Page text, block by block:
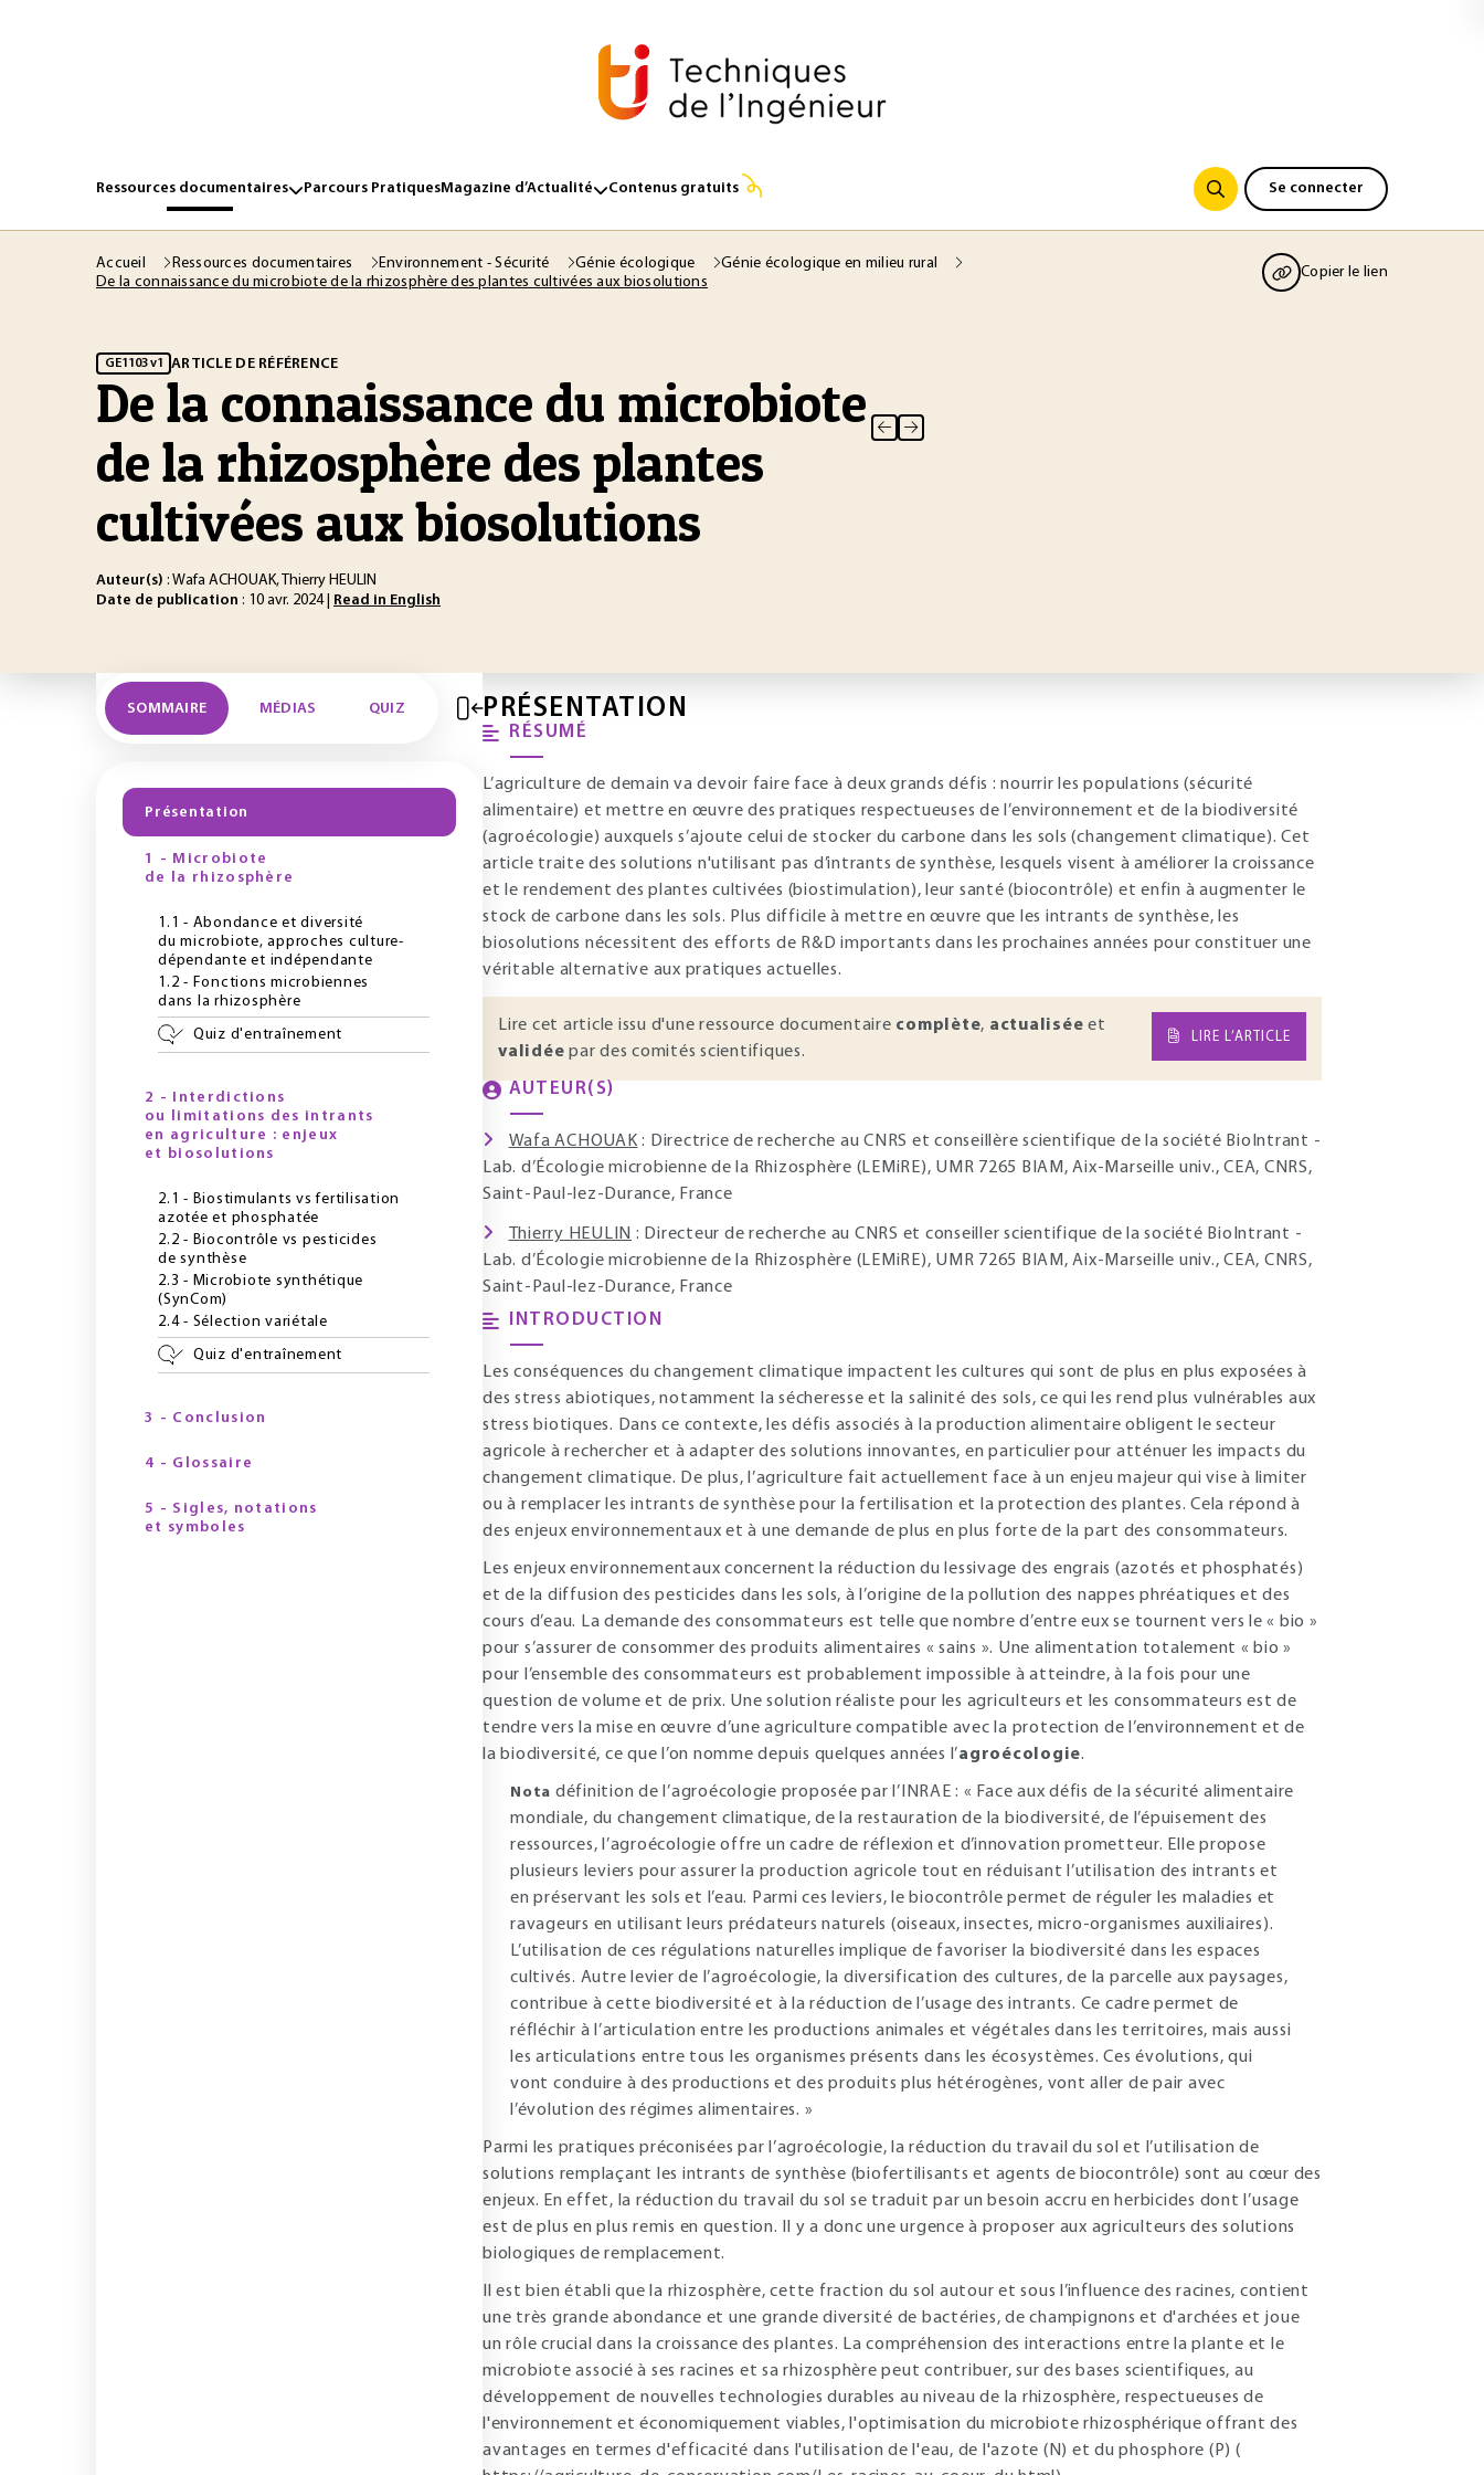
Ressources documentaires Parcours PratiquesMagazine d’Actualité Contenus gratuits Se connecter
Accueil Ressources documentaires Environnement - Sécurité Génie écologique
Génie écologique en milieu rural
De la connaissance du microbiote de la rhizosphère des plantes cultivées aux biosolutions
Copier le lien
GE1103 v1 ARTICLE DE RÉFÉRENCE
De la connaissance du microbiote
de la rhizosphère des plantes
cultivées aux biosolutions
Auteur(s) : Wafa ACHOUAK, Thierry HEULIN
Date de publication : 10 avr. 2024 | Read in English
SOMMAIRE MÉDIAS QUIZ
Présentation
1 - Microbiote
de la rhizosphère
1.1 - Abondance et diversité
du microbiote, approches culture-
dépendante et indépendante
1.2 - Fonctions microbiennes
dans la rhizosphère
Quiz d'entraînement
2 - Interdictions
ou limitations des intrants
en agriculture : enjeux
et biosolutions
2.1 - Biostimulants vs fertilisation
azotée et phosphatée
2.2 - Biocontrôle vs pesticides
de synthèse
2.3 - Microbiote synthétique
(SynCom)
2.4 - Sélection variétale
Quiz d'entraînement
3 - Conclusion
4 - Glossaire
5 - Sigles, notations
et symboles
PRÉSENTATION
RÉSUMÉ
L’agriculture de demain va devoir faire face à deux grands défis : nourrir les populations (sécurité
alimentaire) et mettre en œuvre des pratiques respectueuses de l’environnement et de la biodiversité
(agroécologie) auxquels s’ajoute celui de stocker du carbone dans les sols (changement climatique). Cet
article traite des solutions n'utilisant pas d’intrants de synthèse, lesquels visent à améliorer la croissance
et le rendement des plantes cultivées (biostimulation), leur santé (biocontrôle) et enfin à augmenter le
stock de carbone dans les sols. Plus difficile à mettre en œuvre que les intrants de synthèse, les
biosolutions nécessitent des efforts de R&D importants dans les prochaines années pour constituer une
véritable alternative aux pratiques actuelles.
Lire cet article issu d'une ressource documentaire complète, actualisée et
validée par des comités scientifiques.
LIRE L’ARTICLE
AUTEUR(S)
Wafa ACHOUAK : Directrice de recherche au CNRS et conseillère scientifique de la société BioIntrant -
Lab. d’Écologie microbienne de la Rhizosphère (LEMiRE), UMR 7265 BIAM, Aix-Marseille univ., CEA, CNRS,
Saint-Paul-lez-Durance, France
Thierry HEULIN : Directeur de recherche au CNRS et conseiller scientifique de la société BioIntrant -
Lab. d’Écologie microbienne de la Rhizosphère (LEMiRE), UMR 7265 BIAM, Aix-Marseille univ., CEA, CNRS,
Saint-Paul-lez-Durance, France
INTRODUCTION
Les conséquences du changement climatique impactent les cultures qui sont de plus en plus exposées à
des stress abiotiques, notamment la sécheresse et la salinité des sols, ce qui les rend plus vulnérables aux
stress biotiques. Dans ce contexte, les défis associés à la production alimentaire obligent le secteur
agricole à rechercher et à adapter des solutions innovantes, en particulier pour atténuer les impacts du
changement climatique. De plus, l’agriculture fait actuellement face à un enjeu majeur qui vise à limiter
ou à remplacer les intrants de synthèse pour la fertilisation et la protection des plantes. Cela répond à
des enjeux environnementaux et à une demande de plus en plus forte de la part des consommateurs.
Les enjeux environnementaux concernent la réduction du lessivage des engrais (azotés et phosphatés)
et de la diffusion des pesticides dans les sols, à l’origine de la pollution des nappes phréatiques et des
cours d’eau. La demande des consommateurs est telle que nombre d’entre eux se tournent vers le « bio »
pour s’assurer de consommer des produits alimentaires « sains ». Une alimentation totalement « bio »
pour l’ensemble des consommateurs est probablement impossible à atteindre, à la fois pour une
question de volume et de prix. Une solution réaliste pour les agriculteurs et les consommateurs est de
tendre vers la mise en œuvre d’une agriculture compatible avec la protection de l’environnement et de
la biodiversité, ce que l’on nomme depuis quelques années l’agroécologie.
Nota définition de l’agroécologie proposée par l’INRAE : « Face aux défis de la sécurité alimentaire
mondiale, du changement climatique, de la restauration de la biodiversité, de l’épuisement des
ressources, l’agroécologie offre un cadre de réflexion et d’innovation prometteur. Elle propose
plusieurs leviers pour assurer la production agricole tout en réduisant l’utilisation des intrants et
en préservant les sols et l’eau. Parmi ces leviers, le biocontrôle permet de réguler les maladies et
ravageurs en utilisant leurs prédateurs naturels (oiseaux, insectes, micro-organismes auxiliaires).
L’utilisation de ces régulations naturelles implique de favoriser la biodiversité dans les espaces
cultivés. Autre levier de l’agroécologie, la diversification des cultures, de la parcelle aux paysages,
contribue à cette biodiversité et à la réduction de l’usage des intrants. Ce cadre permet de
réfléchir à l’articulation entre les productions animales et végétales dans les territoires, mais aussi
les articulations entre tous les organismes présents dans les écosystèmes. Ces évolutions, qui
vont conduire à des productions et des produits plus hétérogènes, vont aller de pair avec
l’évolution des régimes alimentaires. »
Parmi les pratiques préconisées par l’agroécologie, la réduction du travail du sol et l’utilisation de
solutions remplaçant les intrants de synthèse (biofertilisants et agents de biocontrôle) sont au cœur des
enjeux. En effet, la réduction du travail du sol se traduit par un besoin accru en herbicides dont l’usage
est de plus en plus remis en question. Il y a donc une urgence à proposer aux agriculteurs des solutions
biologiques de remplacement.
Il est bien établi que la rhizosphère, cette fraction du sol autour et sous l’influence des racines, contient
une très grande abondance et une grande diversité de bactéries, de champignons et d'archées et joue
un rôle crucial dans la croissance des plantes. La compréhension des interactions entre la plante et le
microbiote associé à ses racines et sa rhizosphère peut contribuer, sur des bases scientifiques, au
développement de nouvelles technologies durables au niveau de la rhizosphère, respectueuses de
l'environnement et économiquement viables, l'optimisation du microbiote rhizosphérique offrant des
avantages en termes d'efficacité dans l'utilisation de l'eau, de l'azote (N) et du phosphore (P) (